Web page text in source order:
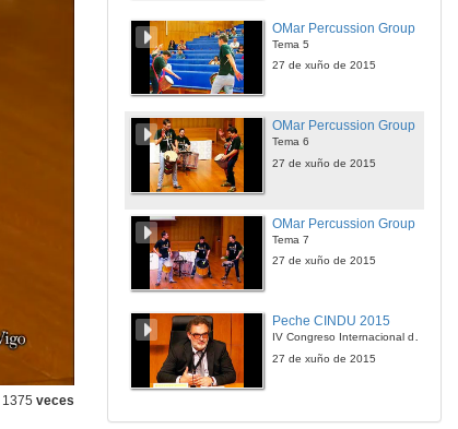
1375 veces
OMar Percussion Group
Tema 5
27 de xuño de 2015
OMar Percussion Group
Tema 6
27 de xuño de 2015
OMar Percussion Group
Tema 7
27 de xuño de 2015
Peche CINDU 2015
IV Congreso Internacional de Docencia Universitaria
27 de xuño de 2015